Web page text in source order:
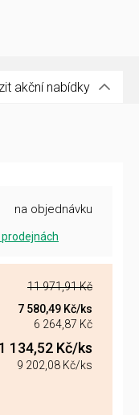
akční nabídky
na objednávku
11 971,91 Kč
7 580,49 Kč/ks
6 264,87 Kč
134,52 Kč/ks
9 202,08 Kč/ks